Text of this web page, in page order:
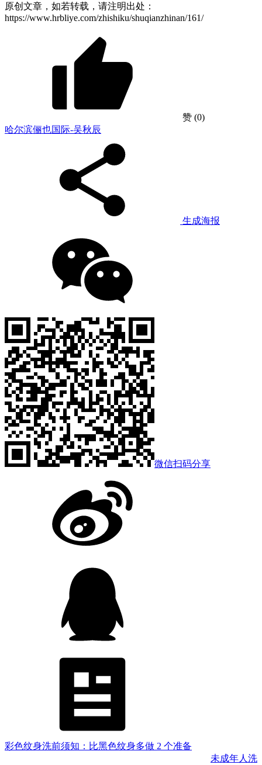
原创文章，如若转载，请注明出处：
https://www.hrbliye.com/zhishiku/shuqianzhinan/161/
赞 (0)
哈尔滨俪也国际-吴秋辰
生成海报
微信扫码分享
彩色纹身洗前须知：比黑色纹身多做 2 个准备
未成年人洗